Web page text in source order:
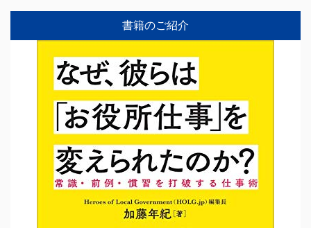
書籍のご紹介